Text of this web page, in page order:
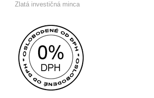
Zlatá investičná minca